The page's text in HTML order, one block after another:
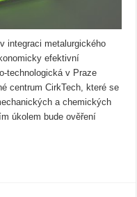
integraci metalurgického
efektivní
technologická v Praze
centrum CirkTech, které se
a chemických
úkolem bude ověření